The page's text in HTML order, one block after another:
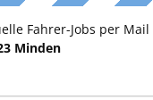
Fahrer-Jobs per
Minden